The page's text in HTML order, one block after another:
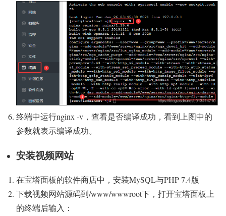
终端中运行nginx -v，查看是否编译成功，看到上图中的
参数就表示编译成功。
安装视频网站
在宝塔面板的软件商店中，安装MySQL与PHP 7.4版
下载视频网站源码到/www/wwwroot下，打开宝塔面板上
的终端后输入：